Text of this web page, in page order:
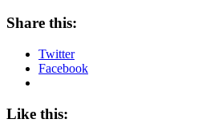
Share this:
Twitter
Facebook
Like this: